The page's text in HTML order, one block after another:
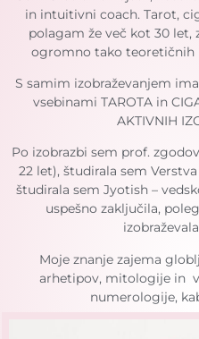
in intuitivni coach. Tarot,
polagam že več kot 30
ogromno tako teoretičnih
S samim izobraževanjem
vsebinami TAROTA in
AKTIVNIH
Po izobrazbi sem prof.
22 let), študirala sem
študirala sem Jyotish –
uspešno zaključila,
Moje znanje zajema
arhetipov, mitologije in
numerologije,